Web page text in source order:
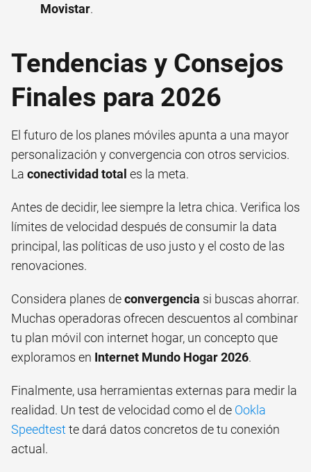
Movistar.
Tendencias y Consejos
Finales para 2026
El futuro de los planes móviles apunta a una mayor
personalización y convergencia con otros servicios.
La conectividad total es la meta.
Antes de decidir, lee siempre la letra chica. Verifica los
límites de velocidad después de consumir la data
principal, las políticas de uso justo y el costo de las
renovaciones.
Considera planes deconvergencia si buscas ahorrar.
Muchas operadoras ofrecen descuentos al combinar
tu plan móvil con internet hogar, un concepto que
exploramos en Internet Mundo Hogar 2026.
Finalmente, usa herramientas externas para medir la
realidad. Un test de velocidad como el de Ookla
Speedtest te dará datos concretos de tu conexión
actual.